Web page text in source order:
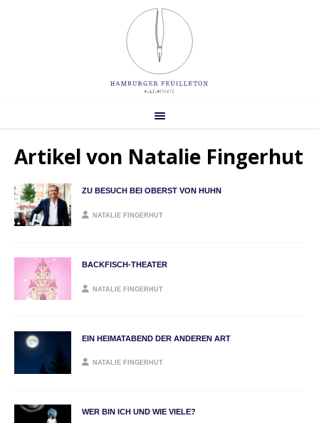
Artikel von Natalie Fingerhut
ZU BESUCH BEI OBERST VON HUHN
NATALIE FINGERHUT
BACKFISCH-THEATER
NATALIE FINGERHUT
EIN HEIMATABEND DER ANDEREN ART
NATALIE FINGERHUT
WER BIN ICH UND WIE VIELE?